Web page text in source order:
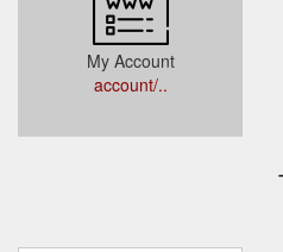
My Account
../account